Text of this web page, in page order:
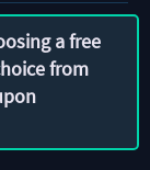
a free
from